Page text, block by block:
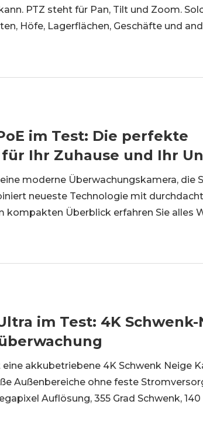
PTZ steht für Pan, Tilt und Zoom.
Höfe, Lagerflächen, Geschäfte und
im Test: Die perfekte
Ihr Zuhause und Ihr
moderne Überwachungskamera, die
neueste Technologie mit
kompakten Überblick erfahren Sie alles
im Test: 4K
eine akkubetriebene 4K Schwenk Neige
Außenbereiche ohne feste
Auflösung, 355 Grad Schwenk,